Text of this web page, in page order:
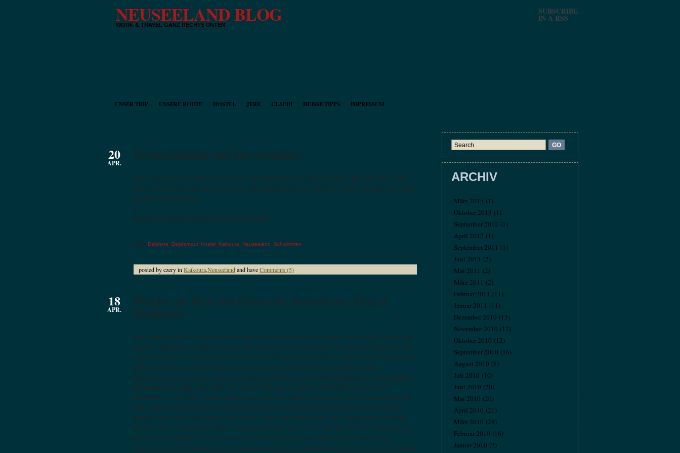
NEUSEELAND BLOG
WORK & TRAVEL GANZ RECHTS UNTEN
SUBSCRIBE
IN A RSS
UNSER TRIP UNSERE ROUTE HOSTEL JERE CLAUDI HEISSE TIPPS IMPRESSUM
20
APR.
Neoprenanzüge und Meeressäuger
Wie versprochen hier das nächste Video: Schwimmen mit den Dusky Dolphins. Das war schon echt
eine Hammer-Erfahrung und hat wirklich extrem Spaß gemacht. Vielleicht schaffen wir es ja, das Ganze
nochmal zu wiederholen.
https://www.youtube.com/watch?v=3Zze1v7Yqzg]
Tags: Delphine Delphintour, Hostel Kaikoura Neuseeland Schwimmen
posted by czery in Kaikoura,Neuseelandand haveComments (5)
18
APR.
Wieder am Start mit Eiersuche, betrunkener Frau &
Delphinen
Von Geraldine aus schlossen wir den ersten Ring unserer Reise und fuhren zurück nach Christchurch,
unserem Startpunkt. Da das Kiwi-Basecamp ausgebucht war, buchten wir ein Sechser-Zimmer im Old
Country House, ein super modernes und sauberes Hostel. Eine der ersten Stationen von Thomas, Jere
und mir war trotzdem das Kiwi Basecamp, weil wir dort unsere Post von der Bank und die
Steuernummern hinschicken ließen. Außerdem hatten wir noch ein wenig Guthaben bei dem dortigen
Internetanbieter übrig und nutzten ihn, um ein Video hoch zuladen. Anschließend ging es auf
Geheimtour in die Stadt: Unsere Mission war, für die drei Mädels jeweils ein T-Shirt mit unserem Logo
bedrucken zu lassen, da ja am nächsten Tag Ostern war. Alles lief wie geschmiert und am nächsten
Morgen gab es das „Advanced Ostersuchen“. Unsere Verstecke waren sehr ausgeklügelt, mit Gaffer-
Band an den unmöglichsten Stellen angebrachte Päckchen, und wir dachten, die drei würden das nie
finden. Doch da hatten wir noch nicht mit der jahrelang trainierten Osterhasenspürnase Svea
gerechnet, die, wenn wir sie nach dem ersten weitersuchen lassen hätten, sicherlich alle drei innerhalb
ARCHIV
März 2015 (1)
Oktober 2013 (1)
September 2012 (1)
April 2012 (1)
September 2011 (1)
Juni 2011 (2)
Mai 2011 (2)
März 2011 (2)
Februar 2011 (11)
Januar 2011 (11)
Dezember 2010 (13)
November 2010 (12)
Oktober 2010 (12)
September 2010 (16)
August 2010 (8)
Juli 2010 (10)
Juni 2010 (20)
Mai 2010 (20)
April 2010 (21)
März 2010 (28)
Februar 2010 (16)
Januar 2010 (7)